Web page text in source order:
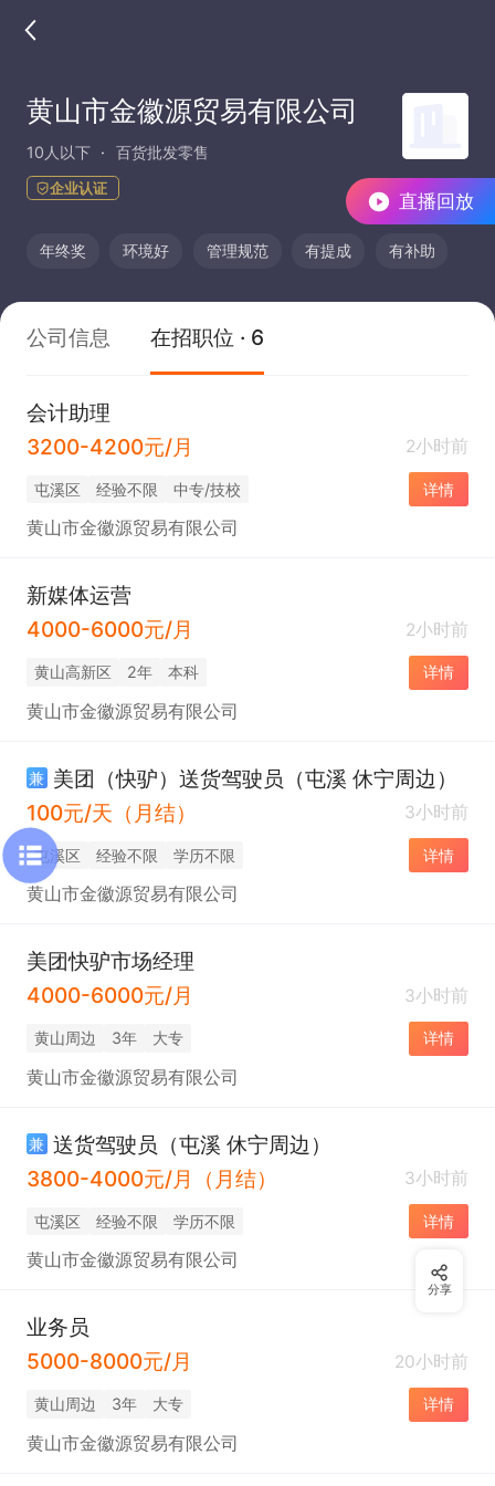
直播回放
黄山市金徽源贸易有限公司
10人以下 百货批发零售
企业认证
年终奖 环境好 管理规范 有提成 有补助
公司信息 在招职位 · 6
会计助理
3200-4200元/月
2小时前
屯溪区 经验不限 中专/技校 详情
黄山市金徽源贸易有限公司
新媒体运营
4000-6000元/月
2小时前
黄山高新区 2年 本科 详情
黄山市金徽源贸易有限公司
兼 美团（快驴）送货驾驶员（屯溪 休宁周边）
100元/天（月结）
3小时前
屯溪区 经验不限 学历不限 详情
黄山市金徽源贸易有限公司
美团快驴市场经理
4000-6000元/月
3小时前
黄山周边 3年 大专 详情
黄山市金徽源贸易有限公司
兼 送货驾驶员（屯溪 休宁周边）
3800-4000元/月（月结）
3小时前
屯溪区 经验不限 学历不限 详情
黄山市金徽源贸易有限公司
业务员
5000-8000元/月
20小时前
黄山周边 3年 大专 详情
黄山市金徽源贸易有限公司
分享